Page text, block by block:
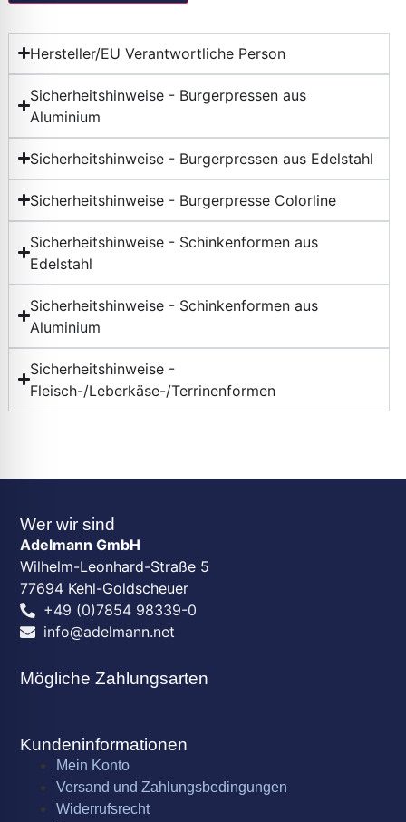
Hersteller/EU Verantwortliche Person
Sicherheitshinweise - Burgerpressen aus
Aluminium
Sicherheitshinweise - Burgerpressen aus Edelstahl
Sicherheitshinweise - Burgerpresse Colorline
Sicherheitshinweise - Schinkenformen aus
Edelstahl
Sicherheitshinweise - Schinkenformen aus
Aluminium
Sicherheitshinweise -
Fleisch-/Leberkäse-/Terrinenformen
Wer wir sind
Adelmann GmbH
Wilhelm-Leonhard-Straße 5
77694 Kehl-Goldscheuer
+49 (0)7854 98339-0
info@adelmann.net
Mögliche Zahlungsarten
Kundeninformationen
Mein Konto
Versand und Zahlungsbedingungen
Widerrufsrecht